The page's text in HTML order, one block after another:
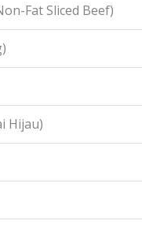
Fat Sliced Beef)
Hijau)